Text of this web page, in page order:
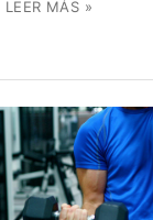
LEER MÁS »